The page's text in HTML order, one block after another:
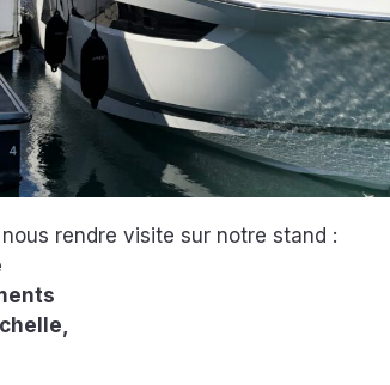
rendre visite sur notre stand :